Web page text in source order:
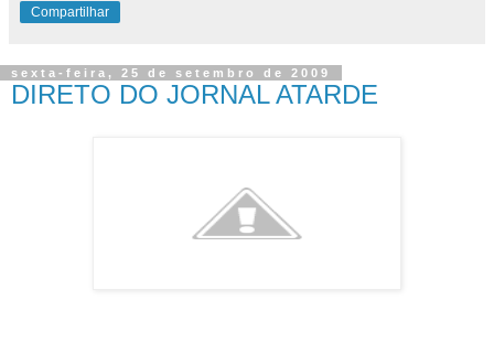
Compartilhar
sexta-feira, 25 de setembro de 2009
DIRETO DO JORNAL ATARDE